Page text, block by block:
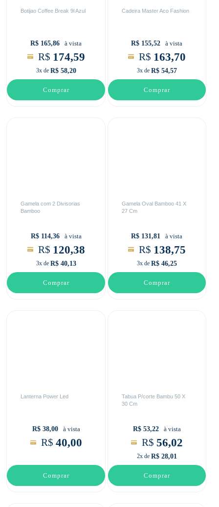
Botijao Coffee Break 9l Azul
R$ 165,86 à vista
R$ 174,59
3x de R$ 58,20
Comprar
Cadeira Master Aco Fashion
R$ 155,52 à vista
R$ 163,70
3x de R$ 54,57
Comprar
Gamela com 2 Divisorias
Bamboo
R$ 114,36 à vista
R$ 120,38
3x de R$ 40,13
Comprar
Gamela Oval Bamboo 41 X
27 Cm
R$ 131,81 à vista
R$ 138,75
3x de R$ 46,25
Comprar
Lanterna Power Led
R$ 38,00 à vista
R$ 40,00
Comprar
Tabua P/corte Bambu 50 X
30 Cm
R$ 53,22 à vista
R$ 56,02
2x de R$ 28,01
Comprar